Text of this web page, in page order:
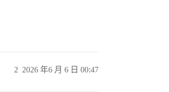
2026 年6 月 6 日 00:47
2